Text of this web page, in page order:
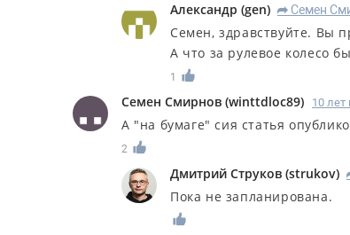
Александр (gen) R Семен
Семен, здравствуйте. Вы
А что за рулевое колесо
1
Семен Смирнов (winttdloc89) 10 лет
А "на бумаге" сия статья
2
Дмитрий Струков (strukov)
Пока не запланирована.